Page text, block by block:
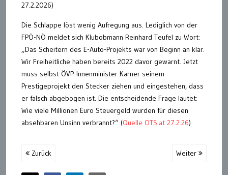
27.2.2026)
Die Schlappe löst wenig Aufregung aus. Lediglich von der
FPÖ-NÖ meldet sich Klubobmann Reinhard Teufel zu Wort:
„Das Scheitern des E-Auto-Projekts war von Beginn an klar.
Wir Freiheitliche haben bereits 2022 davor gewarnt. Jetzt
muss selbst ÖVP-Innenminister Karner seinem
Prestigeprojekt den Stecker ziehen und eingestehen, dass
er falsch abgebogen ist. Die entscheidende Frage lautet:
Wie viele Millionen Euro Steuergeld wurden für diesen
absehbaren Unsinn verbrannt?“ (Quelle OTS.at 27.2.26)
Zurück Weiter